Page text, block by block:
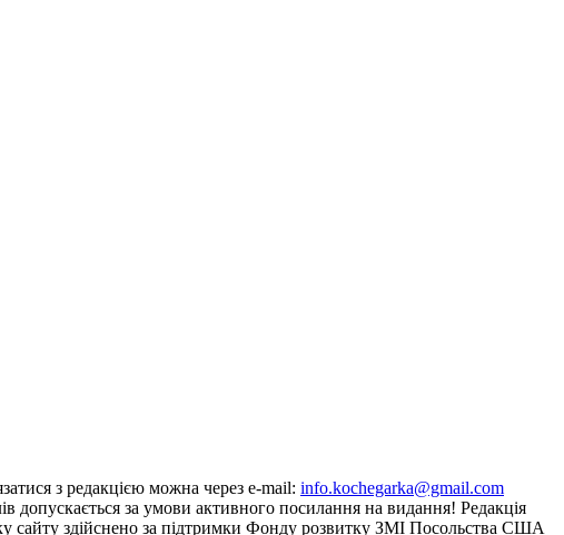
з редакцією можна через e-mail: info.kochegarka@gmail.com
допускається за умови активного посилання на видання! Редакція
сайту здійснено за підтримки Фонду розвитку ЗМІ Посольства США